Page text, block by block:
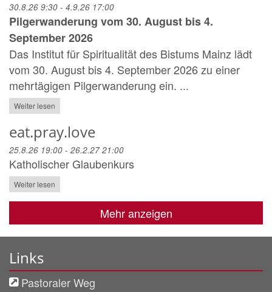
30.8.26 9:30 - 4.9.26 17:00
Pilgerwanderung vom 30. August bis 4.
September 2026
Das Institut für Spiritualität des Bistums Mainz lädt
vom 30. August bis 4. September 2026 zu einer
mehrtägigen Pilgerwanderung ein. ...
Weiter lesen
eat.pray.love
25.8.26 19:00 - 26.2.27 21:00
Katholischer Glaubenkurs
Weiter lesen
Mehr anzeigen
Links
Pastoraler Weg